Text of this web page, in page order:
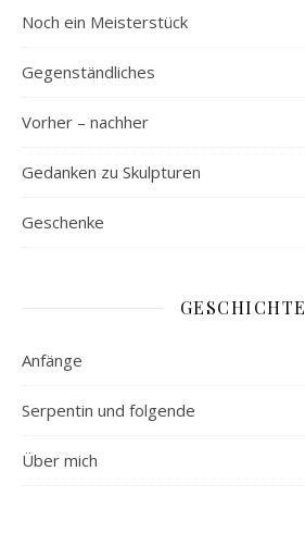
Noch ein Meisterstück
Gegenständliches
Vorher – nachher
Gedanken zu Skulpturen
Geschenke
GESCHICHTE
Anfänge
Serpentin und folgende
Über mich